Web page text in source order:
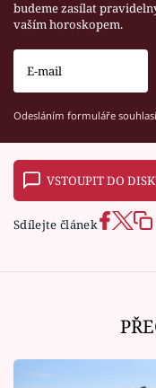
budeme zasílat
vaším horoskopem.
Odesláním formuláře
VSTOUPIT DO
Sdílejte článek